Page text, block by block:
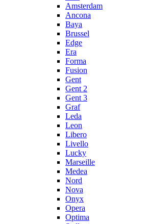
Amsterdam
Ancona
Baya
Brussel
Edge
Era
Forma
Fusion
Gent
Gent 2
Gent 3
Graf
Leda
Leon
Libero
Livello
Lucky
Marseille
Medea
Nord
Nova
Onyx
Opera
Optima